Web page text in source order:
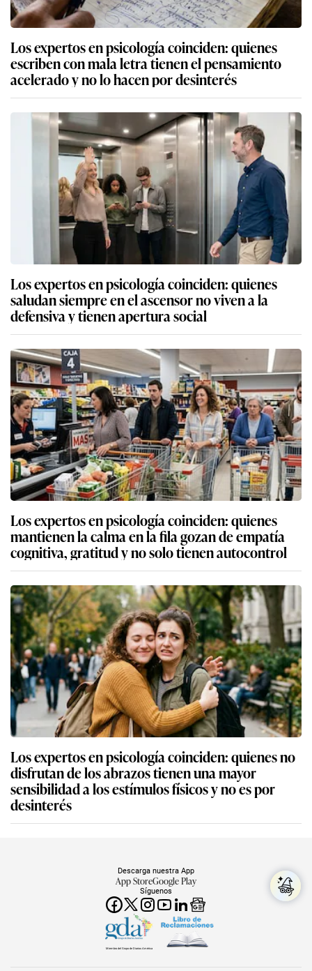
Los expertos en psicología coinciden: quienes
escriben con mala letra tienen el pensamiento
acelerado y no lo hacen por desinterés
Los expertos en psicología coinciden: quienes
saludan siempre en el ascensor no viven a la
defensiva y tienen apertura social
Los expertos en psicología coinciden: quienes
mantienen la calma en la fila gozan de empatía
cognitiva, gratitud y no solo tienen autocontrol
Los expertos en psicología coinciden: quienes no
disfrutan de los abrazos tienen una mayor
sensibilidad a los estímulos físicos y no es por
desinterés
Síguenos
Descarga nuestra App
App StoreGoogle Play
Miembro del Grupo de Diarios América